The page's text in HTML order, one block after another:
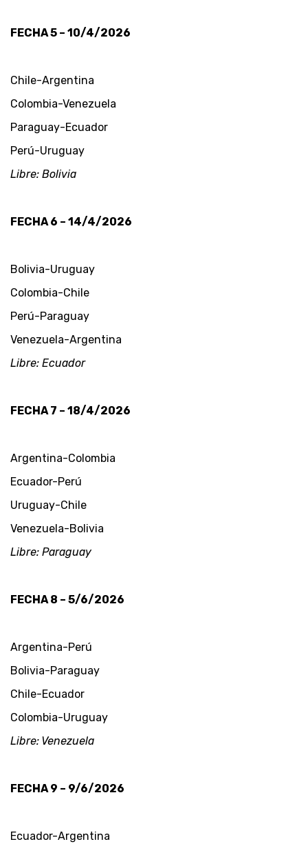
FECHA 5 – 10/4/2026
Chile-Argentina
Colombia-Venezuela
Paraguay-Ecuador
Perú-Uruguay
Libre: Bolivia
FECHA 6 – 14/4/2026
Bolivia-Uruguay
Colombia-Chile
Perú-Paraguay
Venezuela-Argentina
Libre: Ecuador
FECHA 7 – 18/4/2026
Argentina-Colombia
Ecuador-Perú
Uruguay-Chile
Venezuela-Bolivia
Libre: Paraguay
FECHA 8 – 5/6/2026
Argentina-Perú
Bolivia-Paraguay
Chile-Ecuador
Colombia-Uruguay
Libre: Venezuela
FECHA 9 – 9/6/2026
Ecuador-Argentina